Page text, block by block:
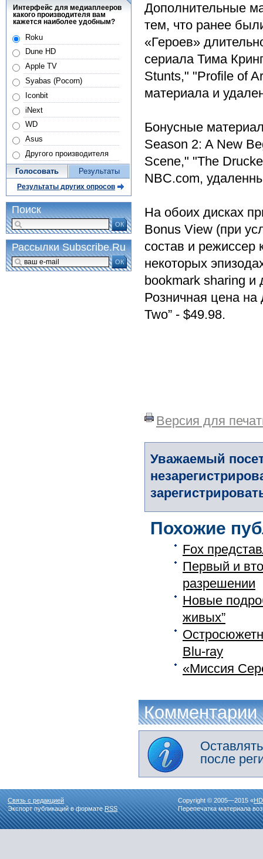
Дополнительные
тем, что ранее
«Героев»
сериала Тима
Stunts," "Profile of
материала и
Бонусные
Season 2: A New
Scene," "The
NBC.com,
На обоих дисках
Bonus View (при
состав и
некоторых
bookmark sharing и
Розничная цена на
Two” - $49.98.
Версия для
Уважаемый
Похожие
Fox
Первый и
разрешении
Новые
живых”
Blu-ray
«Миссия
Комментарии
после
Интерфейс для медиаплееров
какого производителя вам
кажется наиболее удобным?
Roku
Dune HD
Apple TV
Syabas (Pocorn)
Iconbit
iNext
WD
Asus
Другого производителя
Голосовать Результаты
Результаты других опросов
Поиск
ОК
Рассылки Subscribe.Ru
ОК
Связь с редакцией
Экспорт публикаций в форматеRSS
Copyright © 2005—2015 «
Перепечатка материала